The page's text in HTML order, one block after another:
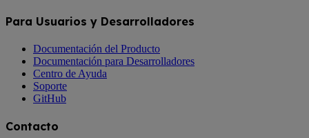
Para Usuarios y Desarrolladores
Documentación del Producto
Documentación para Desarrolladores
Centro de Ayuda
Soporte
GitHub
Contacto